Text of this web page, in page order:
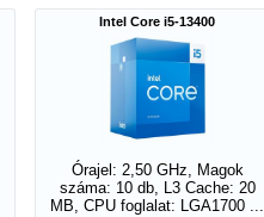
Intel Core i5-13400
Órajel: 2,50 GHz, Magok
száma: 10 db, L3 Cache: 20
MB, CPU foglalat: LGA1700 ...